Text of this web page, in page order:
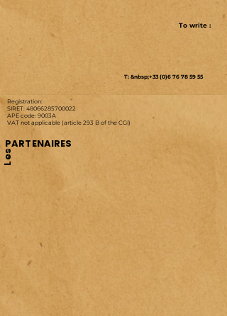
To write :
Registration:
SIRET: 48066285700022
APE code: 9003A
VAT not applicable (article 293 B of the CGI)
T: &nbsp;+33 (0)6 76 78 59 55
Les
PARTENAIRES